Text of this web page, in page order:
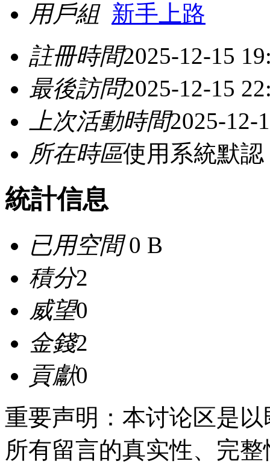
用戶組 新手上路
註冊時間2025-12-15
最後訪問2025-12-15
上次活動時間2025-12-
所在時區使用系統默認
統計信息
已用空間0 B
積分2
威望0
金錢2
貢獻0
重要声明：本讨论区是
所有留言的真实性、完